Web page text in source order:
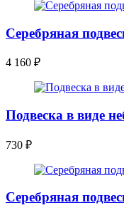
Серебряная
4 160 ₽
Подвеска в виде
730 ₽
Серебряная